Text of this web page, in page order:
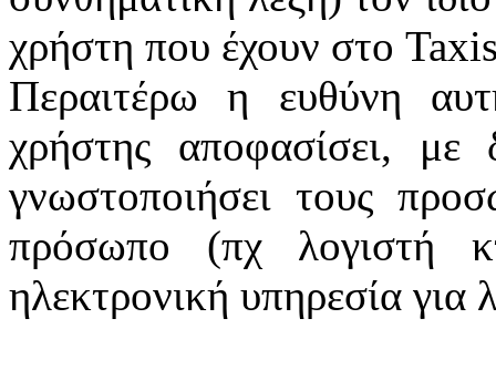
χρήστη που έχουν στο
Περαιτέρω η ευθύνη
χρήστης αποφασίσει, με
γνωστοποιήσει τους
πρόσωπο (πχ λογιστή
ηλεκτρονική υπηρεσία για